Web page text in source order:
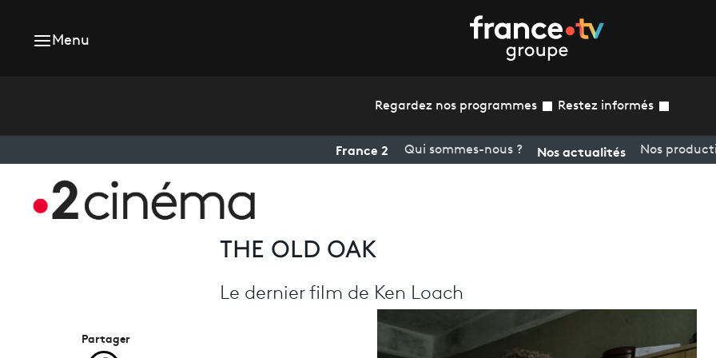
Menu
Regardez nos programmes Restez informés
France 2 Qui sommes-nous ? Nos actualités Nos
THE OLD OAK
Le dernier film de Ken Loach
Partager